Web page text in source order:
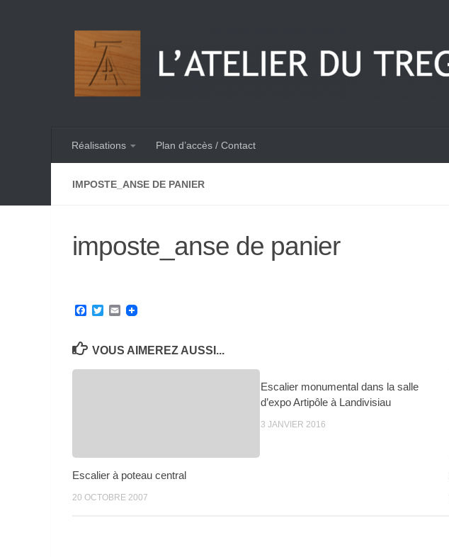
Réalisations Plan d’accès / Contact
IMPOSTE_ANSE DE PANIER
imposte_anse de panier
Facebook
Twitter
Email
VOUS AIMEREZ AUSSI...
Escalier à poteau central
20 OCTOBRE 2007
Escalier monumental dans la salle
d’expo Artipôle à Landivisiau
3 JANVIER 2016